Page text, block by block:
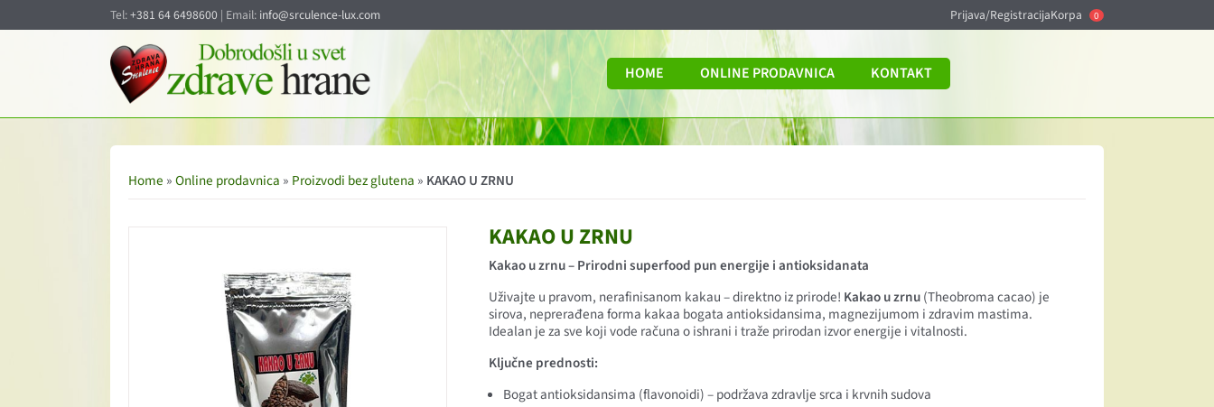
Tel:+381 64 6498600 | Email: info@srculence-lux.com Prijava/RegistracijaKorpa 0
HOME ONLINE PRODAVNICA KONTAKT
Home »Online prodavnica » Proizvodi bez glutena » KAKAO U ZRNU
KAKAO U ZRNU
Kakao u zrnu – Prirodni superfood pun energije i antioksidanata
Uživajte u pravom, nerafinisanom kakau – direktno iz prirode! Kakao u zrnu(Theobroma cacao) je
sirova, neprerađena forma kakaa bogata antioksidansima, magnezijumom i zdravim mastima.
Idealan je za sve koji vode računa o ishrani i traže prirodan izvor energije i vitalnosti.
Ključne prednosti:
Bogat antioksidansima (flavonoidi) – podržava zdravlje srca i krvnih sudova